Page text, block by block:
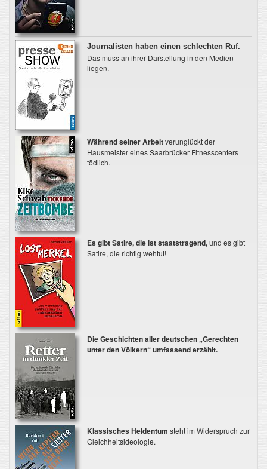
Journalisten haben einen schlechten Ruf.
Das muss an ihrer Darstellung in den Medien
liegen.
Während seiner Arbeitverunglückt der
Hausmeister eines Saarbrücker Fitnesscenters
tödlich.
Es gibt Satire, die ist staatstragend,und es gibt
Satire, die richtig wehtut!
Die Geschichten aller deutschen „Gerechten
unter den Völkern“ umfassend erzählt.
Klassisches Heldentum steht im Widerspruch zur
Gleichheitsideologie.